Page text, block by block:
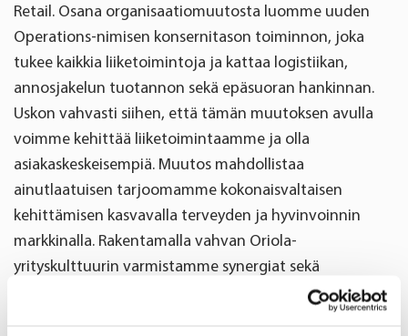
Retail. Osana organisaatiomuutosta luomme uuden
Operations-nimisen konsernitason toiminnon, joka
tukee kaikkia liiketoimintoja ja kattaa logistiikan,
annosjakelun tuotannon sekä epäsuoran hankinnan.
Uskon vahvasti siihen, että tämän muutoksen avulla
voimme kehittää liiketoimintaamme ja olla
asiakaskeskeisempiä. Muutos mahdollistaa
ainutlaatuisen tarjoomamme kokonaisvaltaisen
kehittämisen kasvavalla terveyden ja hyvinvoinnin
markkinalla. Rakentamalla vahvan Oriola-
yrityskulttuurin varmistamme synergiat sekä